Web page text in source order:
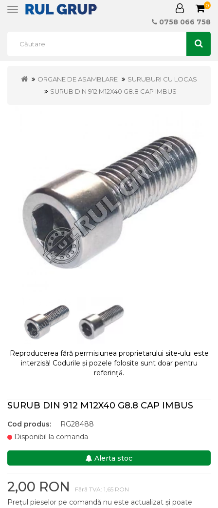
Toggle
0
0758 066 758
ORGANE DE ASAMBLARE
SURUBURI CU LOCAS
SURUB DIN 912 M12X40 G8.8 CAP IMBUS
Reproducerea fără permisiunea proprietarului site-ului este
interzisă! Codurile și pozele folosite sunt doar pentru
referință.
SURUB DIN 912 M12X40 G8.8 CAP IMBUS
Cod produs:
RG28488
Disponibil la comanda
Alerta stoc
2,00 RON Fără TVA: 1,65 RON
Prețul pieselor pe comandă nu este actualizat și poate